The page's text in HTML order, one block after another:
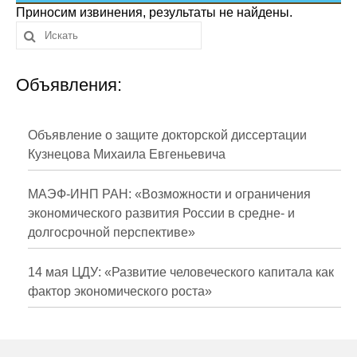
Сотрудники
Отчетность
Противодействие коррупции
Публикации
Научная жизнь
Издания
Проблемы прогнозирования
О журнале
Приносим извинения, результаты не найдены.
Объявления:
Объявление о защите докторской диссертации
Кузнецова Михаила Евгеньевича
МАЭФ-ИНП РАН: «Возможности и ограничения
экономического развития России в средне- и
долгосрочной перспективе»
14 мая ЦДУ: «Развитие человеческого капитала как
фактор экономического роста»